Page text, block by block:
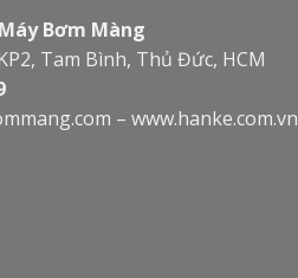
Bơm Màng
Tam Bình, Thủ Đức, HCM
– www.hanke.com.vn